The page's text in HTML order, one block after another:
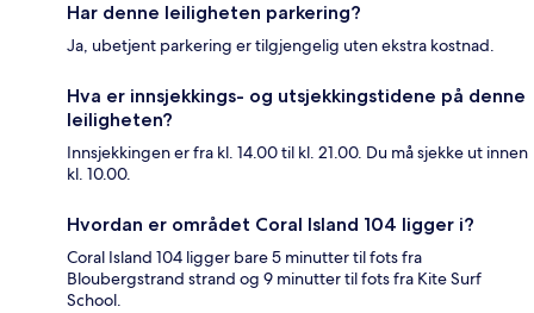
Har denne leiligheten parkering?
Ja, ubetjent parkering er tilgjengelig uten ekstra kostnad.
Hva er innsjekkings- og utsjekkingstidene på denne
leiligheten?
Innsjekkingen er fra kl. 14.00 til kl. 21.00. Du må sjekke ut innen
kl. 10.00.
Hvordan er området Coral Island 104 ligger i?
Coral Island 104 ligger bare 5 minutter til fots fra
Bloubergstrand strand og 9 minutter til fots fra Kite Surf
School.